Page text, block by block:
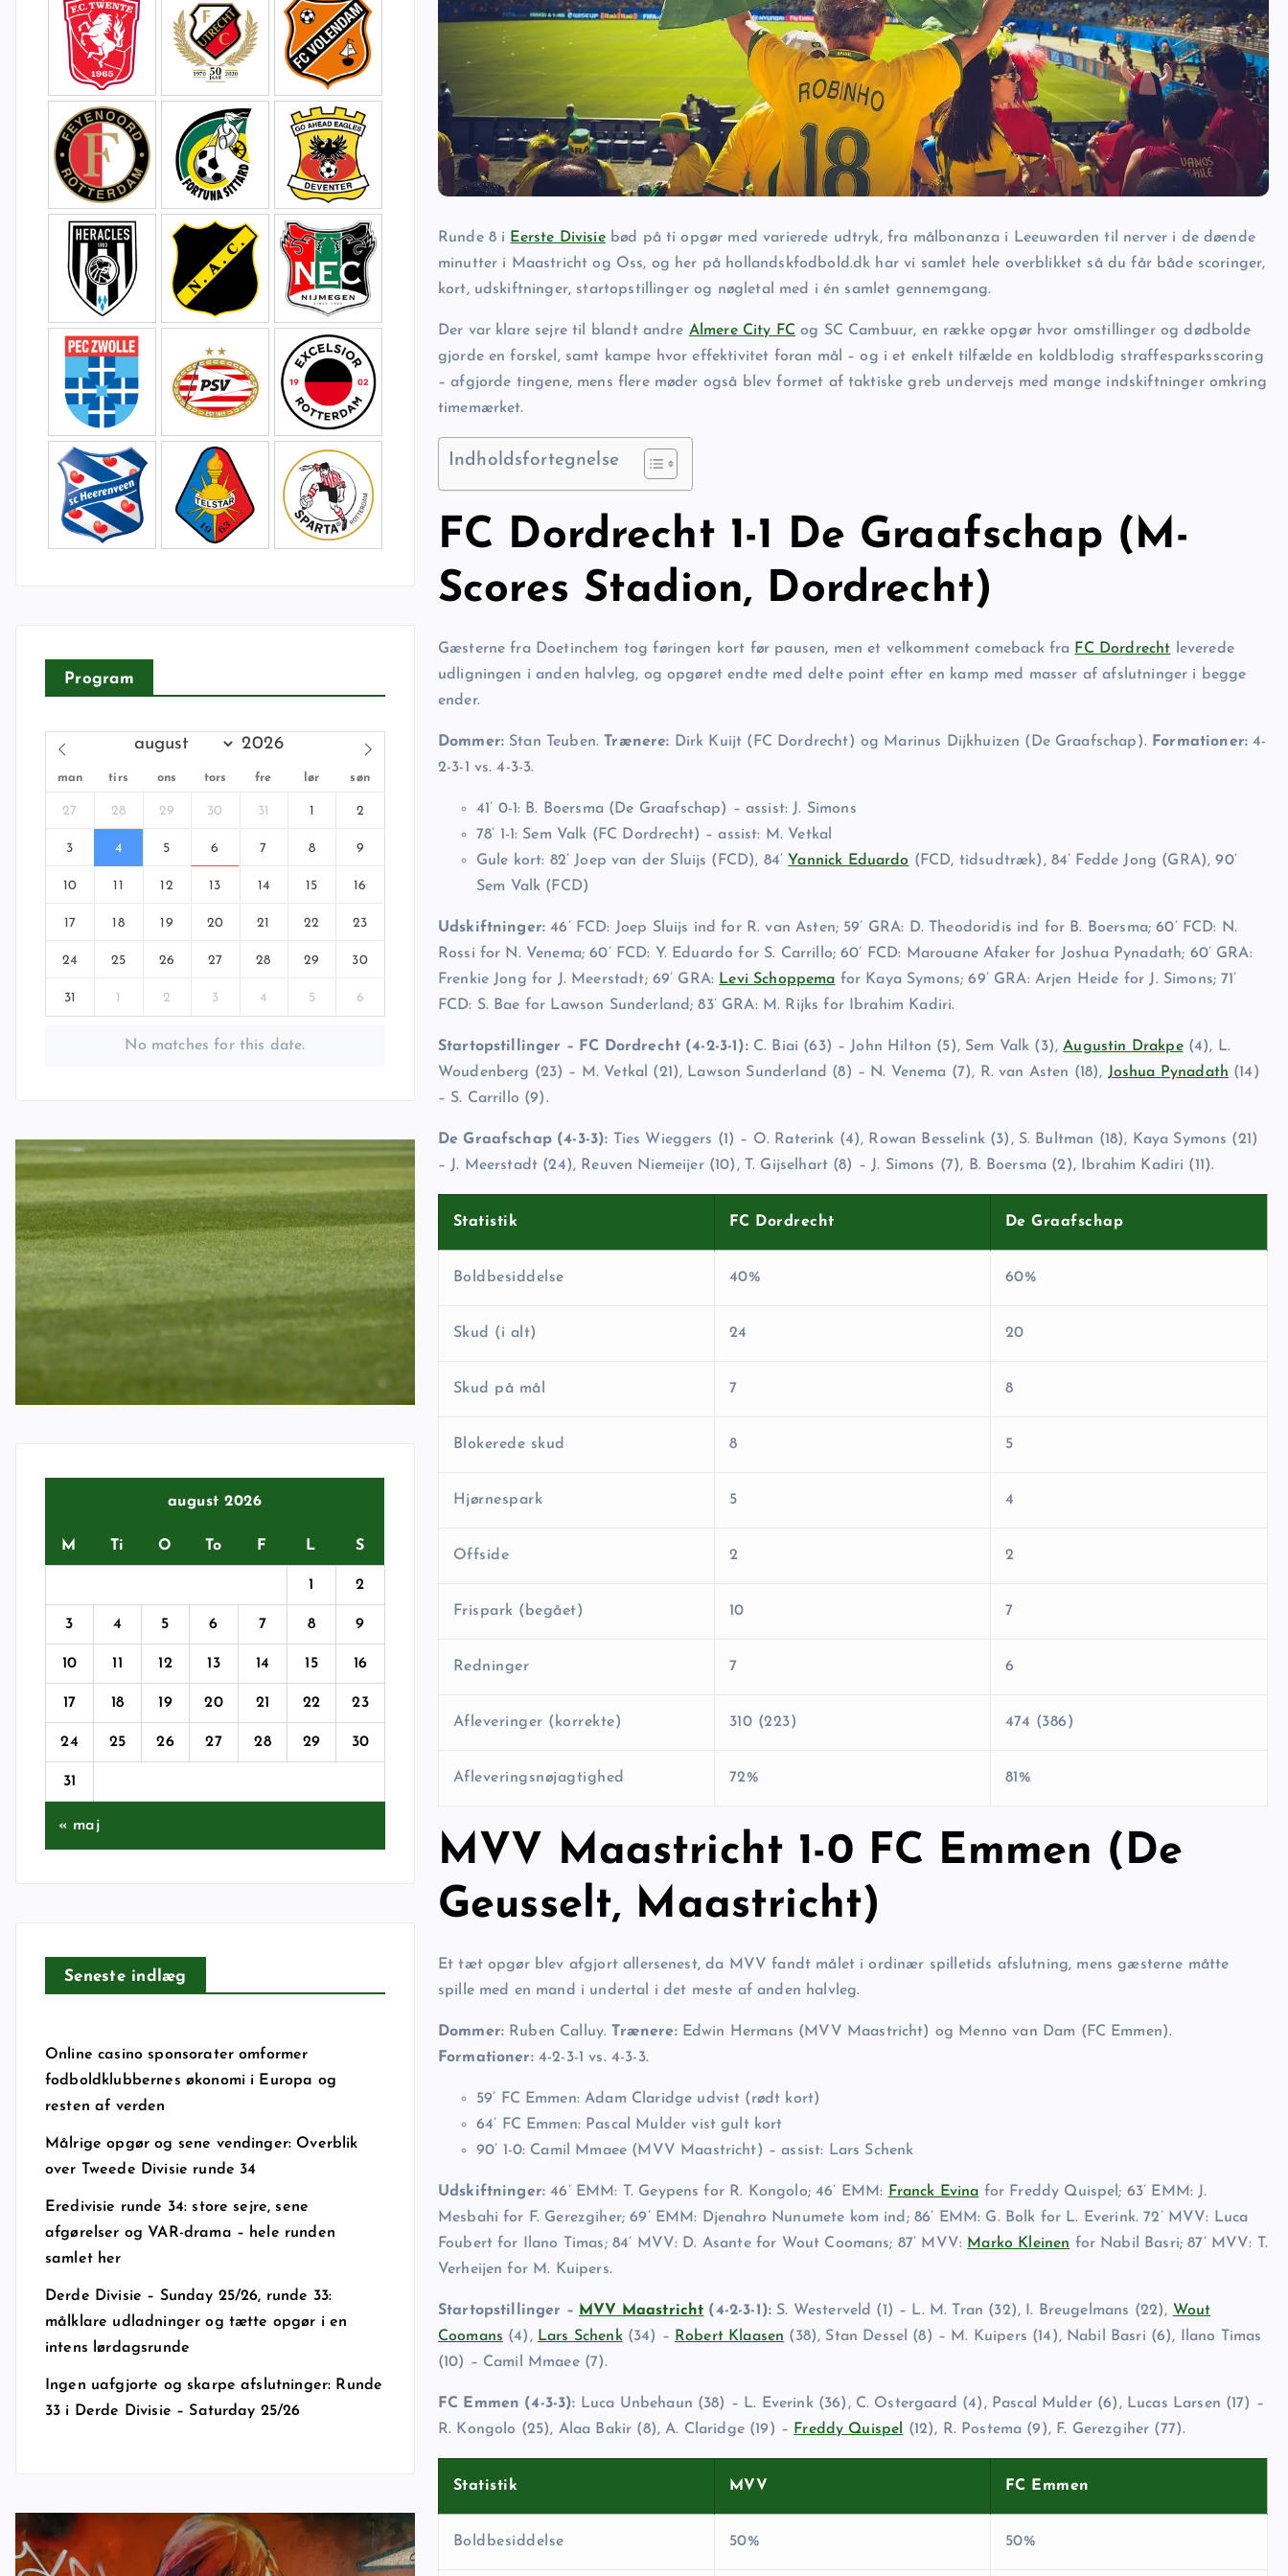
Program
man tirs ons tors fre lør søn
27 28 29 30 31 1 2
3 4 5 6 7 8 9
10 11 12 13 14 15 16
17 18 19 20 21 22 23
24 25 26 27 28 29 30
31 1 2 3 4 5 6
No matches for this date.
august 2026
M Ti O To F L S
1 2
3 4 5 6 7 8 9
10 11 12 13 14 15 16
17 18 19 20 21 22 23
24 25 26 27 28 29 30
31
« maj
Seneste indlæg
Online casino sponsorater omformer
fodboldklubbernes økonomi i Europa og
resten af verden
Målrige opgør og sene vendinger: Overblik
over Tweede Divisie runde 34
Eredivisie runde 34: store sejre, sene
afgørelser og VAR-drama – hele runden
samlet her
Derde Divisie – Sunday 25/26, runde 33:
målklare udladninger og tætte opgør i en
intens lørdagsrunde
Ingen uafgjorte og skarpe afslutninger: Runde
33 i Derde Divisie – Saturday 25/26
Runde 8 i Eerste Divisiebød på ti opgør med varierede udtryk, fra målbonanza i Leeuwarden til nerver i de døende
minutter i Maastricht og Oss, og her på hollandskfodbold.dk har vi samlet hele overblikket så du får både scoringer,
kort, udskiftninger, startopstillinger og nøgletal med i én samlet gennemgang.
Der var klare sejre til blandt andre Almere City FC og SC Cambuur, en række opgør hvor omstillinger og dødbolde
gjorde en forskel, samt kampe hvor effektivitet foran mål – og i et enkelt tilfælde en koldblodig straffesparksscoring
– afgjorde tingene, mens flere møder også blev formet af taktiske greb undervejs med mange indskiftninger omkring
timemærket.
Indholdsfortegnelse
FC Dordrecht 1-1 De Graafschap (M-
Scores Stadion, Dordrecht)
Gæsterne fra Doetinchem tog føringen kort før pausen, men et velkomment comeback fra FC Dordrecht leverede
udligningen i anden halvleg, og opgøret endte med delte point efter en kamp med masser af afslutninger i begge
ender.
Dommer: Stan Teuben. Trænere: Dirk Kuijt (FC Dordrecht) og Marinus Dijkhuizen (De Graafschap). Formationer: 4-
2-3-1 vs. 4-3-3.
41’ 0-1: B. Boersma (De Graafschap) – assist: J. Simons
78’ 1-1: Sem Valk (FC Dordrecht) – assist: M. Vetkal
Gule kort: 82’ Joep van der Sluijs (FCD), 84’ Yannick Eduardo (FCD, tidsudtræk), 84’ Fedde Jong (GRA), 90’
Sem Valk (FCD)
Udskiftninger: 46’ FCD: Joep Sluijs ind for R. van Asten; 59’ GRA: D. Theodoridis ind for B. Boersma; 60’ FCD: N.
Rossi for N. Venema; 60’ FCD: Y. Eduardo for S. Carrillo; 60’ FCD: Marouane Afaker for Joshua Pynadath; 60’ GRA:
Frenkie Jong for J. Meerstadt; 69’ GRA: Levi Schoppema for Kaya Symons; 69’ GRA: Arjen Heide for J. Simons; 71’
FCD: S. Bae for Lawson Sunderland; 83’ GRA: M. Rijks for Ibrahim Kadiri.
Startopstillinger – FC Dordrecht (4-2-3-1):C. Biai (63) – John Hilton (5), Sem Valk (3),Augustin Drakpe(4), L.
Woudenberg (23) – M. Vetkal (21), Lawson Sunderland (8) – N. Venema (7), R. van Asten (18), Joshua Pynadath (14)
– S. Carrillo (9).
De Graafschap (4-3-3): Ties Wieggers (1) – O. Raterink (4), Rowan Besselink (3), S. Bultman (18), Kaya Symons (21)
– J. Meerstadt (24), Reuven Niemeijer (10), T. Gijselhart (8) – J. Simons (7), B. Boersma (2), Ibrahim Kadiri (11).
Statistik FC Dordrecht De Graafschap
Boldbesiddelse 40% 60%
Skud (i alt) 24 20
Skud på mål 7 8
Blokerede skud 8 5
Hjørnespark 5 4
Offside 2 2
Frispark (begået) 10 7
Redninger 7 6
Afleveringer (korrekte) 310 (223) 474 (386)
Afleveringsnøjagtighed 72% 81%
MVV Maastricht 1-0 FC Emmen (De
Geusselt, Maastricht)
Et tæt opgør blev afgjort allersenest, da MVV fandt målet i ordinær spilletids afslutning, mens gæsterne måtte
spille med en mand i undertal i det meste af anden halvleg.
Dommer: Ruben Calluy. Trænere:Edwin Hermans (MVV Maastricht) og Menno van Dam (FC Emmen).
Formationer:4-2-3-1 vs. 4-3-3.
59’ FC Emmen: Adam Claridge udvist (rødt kort)
64’ FC Emmen: Pascal Mulder vist gult kort
90’ 1-0: Camil Mmaee (MVV Maastricht) – assist: Lars Schenk
Udskiftninger: 46’ EMM: T. Geypens for R. Kongolo; 46’ EMM: Franck Evina for Freddy Quispel; 63’ EMM: J.
Mesbahi for F. Gerezgiher; 69’ EMM: Djenahro Nunumete kom ind; 86’ EMM: G. Bolk for L. Everink. 72’ MVV: Luca
Foubert for Ilano Timas; 84’ MVV: D. Asante for Wout Coomans; 87’ MVV: Marko Kleinen for Nabil Basri; 87’ MVV: T.
Verheijen for M. Kuipers.
Startopstillinger – MVV Maastricht (4-2-3-1): S. Westerveld (1) – L. M. Tran (32), I. Breugelmans (22), Wout
Coomans (4), Lars Schenk(34) – Robert Klaasen (38), Stan Dessel (8) – M. Kuipers (14), Nabil Basri (6), Ilano Timas
(10) – Camil Mmaee (7).
FC Emmen (4-3-3): Luca Unbehaun (38) – L. Everink (36), C. Ostergaard (4), Pascal Mulder (6), Lucas Larsen (17) –
R. Kongolo (25), Alaa Bakir (8), A. Claridge (19) – Freddy Quispel (12), R. Postema (9), F. Gerezgiher (77).
Statistik MVV FC Emmen
Boldbesiddelse 50% 50%